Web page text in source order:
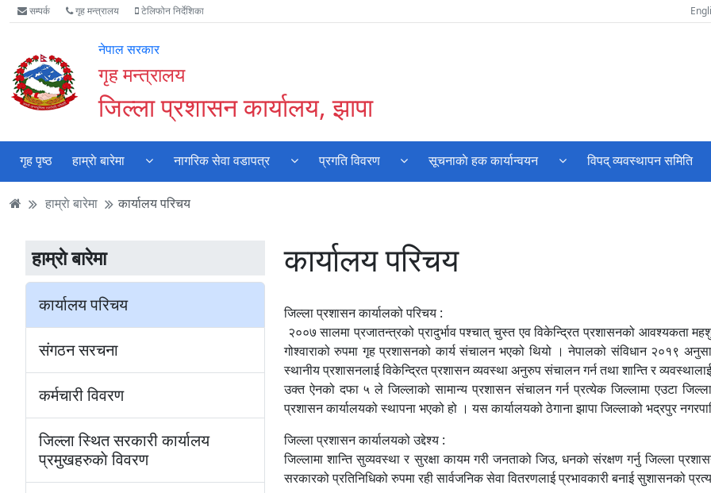
Accessibility
Mode
गर्नुहोस्
मुख्य
सामाग्री
मुख्य
नेभिगेसन
वेबसाइट
खोजमा
सम्पर्क गृह मन्त्रालय टेलिफोन निर्देशिका
नेपाल सरकार
गृह मन्त्रालय
जिल्ला प्रशासन कार्यालय, झापा
गृह पृष्ठ हाम्राे बारेमा नागरिक सेवा वडापत्र प्रगति विवरण सूचनाकाे हक कार्यान्वयन विपद् व्यवस्थापन समिति
हाम्राे बारेमा कार्यालय परिचय
हाम्राे बारेमा
कार्यालय परिचय
स‌ंगठन स‌रचना
कर्मचारी विवरण
जिल्ला स्थित सरकारी कार्यालय
प्रमुखहरुकाे विवरण
कार्यालय परिचय
जिल्ला प्रशासन कार्यालको परिचय :
२००७ सालमा प्रजातन्त्रको प्रादुर्भाव पश्चात् चुस्त एव विकेन्द्रित प्रशासनको आवश्यकता
गोश्वाराको रुपमा गृह प्रशासनको कार्य संचालन भएको थियो । नेपालको संविधान २०१९
स्थानीय प्रशासनलाई विकेन्द्रित प्रशासन व्यवस्था अनुरुप संचालन गर्न तथा शान्ति र
उक्त ऐनको दफा ५ ले जिल्लाको सामान्य प्रशासन संचालन गर्न प्रत्येक जिल्लामा एउटा
प्रशासन कार्यालयको स्थापना भएको हो । यस कार्यालयको ठेगाना झापा जिल्लाको भद्रपुर
जिल्ला प्रशासन कार्यालयको उद्देश्य :
जिल्लामा शान्ति सुव्यवस्था र सुरक्षा कायम गरी जनताको जिउ, धनको संरक्षण गर्नु जिल्ला
सरकारको प्रतिनिधिको रुपमा रही सार्वजनिक सेवा वितरणलाई प्रभावकारी बनाई सुशासनको